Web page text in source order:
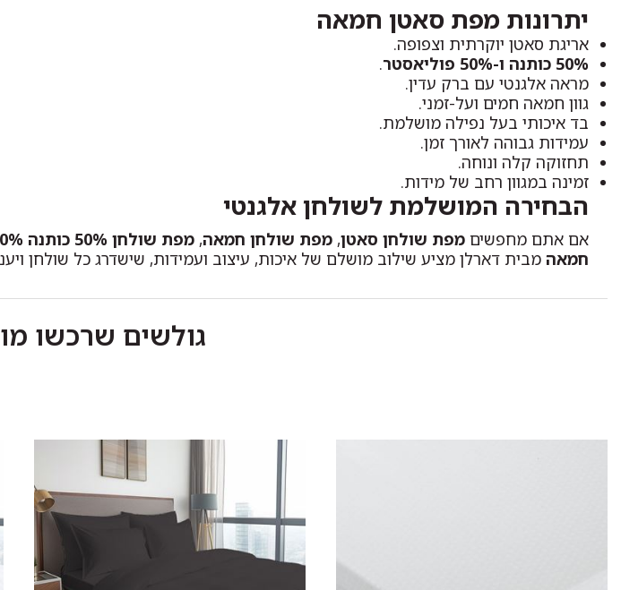
יתרונות מפת סאטן חמאה
אריגת סאטן יוקרתית וצפופה.
50% כותנה ו-50% פוליאסטר
.
מראה אלגנטי עם ברק עדין.
גוון חמאה חמים ועל-זמני.
בד איכותי בעל נפילה מושלמת.
עמידות גבוהה לאורך זמן.
תחזוקה קלה ונוחה.
זמינה במגוון רחב של מידות.
הבחירה המושלמת לשולחן אלגנטי
אם אתם מחפשים מפת שולחן סאטן, מפת שולחן חמאה, מפת שולחן 50% כותנה 50% פוליאסטר
חמאה מבית דארלן מציע שילוב מושלם של איכות, עיצוב ועמידות, שישדרג כל שולחן
גולשים שרכשו